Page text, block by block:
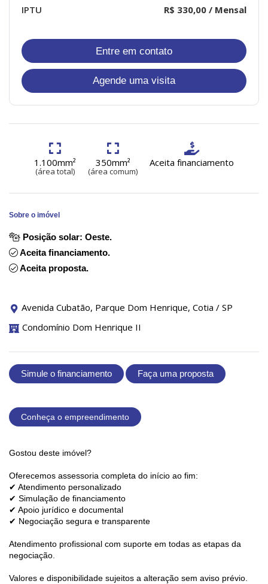
IPTU
R$ 330,00 / Mensal
Entre em contato
Agende uma visita
1.100mm²
(área total)
350mm²
(área comum)
Aceita financiamento
Sobre o imóvel
Posição solar: Oeste.
Aceita financiamento.
Aceita proposta.
Avenida Cubatão, Parque Dom Henrique, Cotia / SP
Condomínio Dom Henrique II
Simule o financiamento Faça uma proposta
Conheça o empreendimento
Gostou deste imóvel?
Oferecemos assessoria completa do início ao fim:
✔ Atendimento personalizado
✔ Simulação de financiamento
✔ Apoio jurídico e documental
✔ Negociação segura e transparente
Atendimento profissional com suporte em todas as etapas da
negociação.
Valores e disponibilidade sujeitos a alteração sem aviso prévio.